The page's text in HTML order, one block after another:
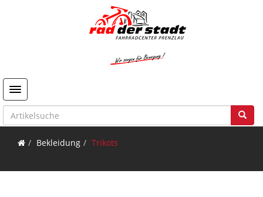
Toggle navigation
Bekleidung Trikots